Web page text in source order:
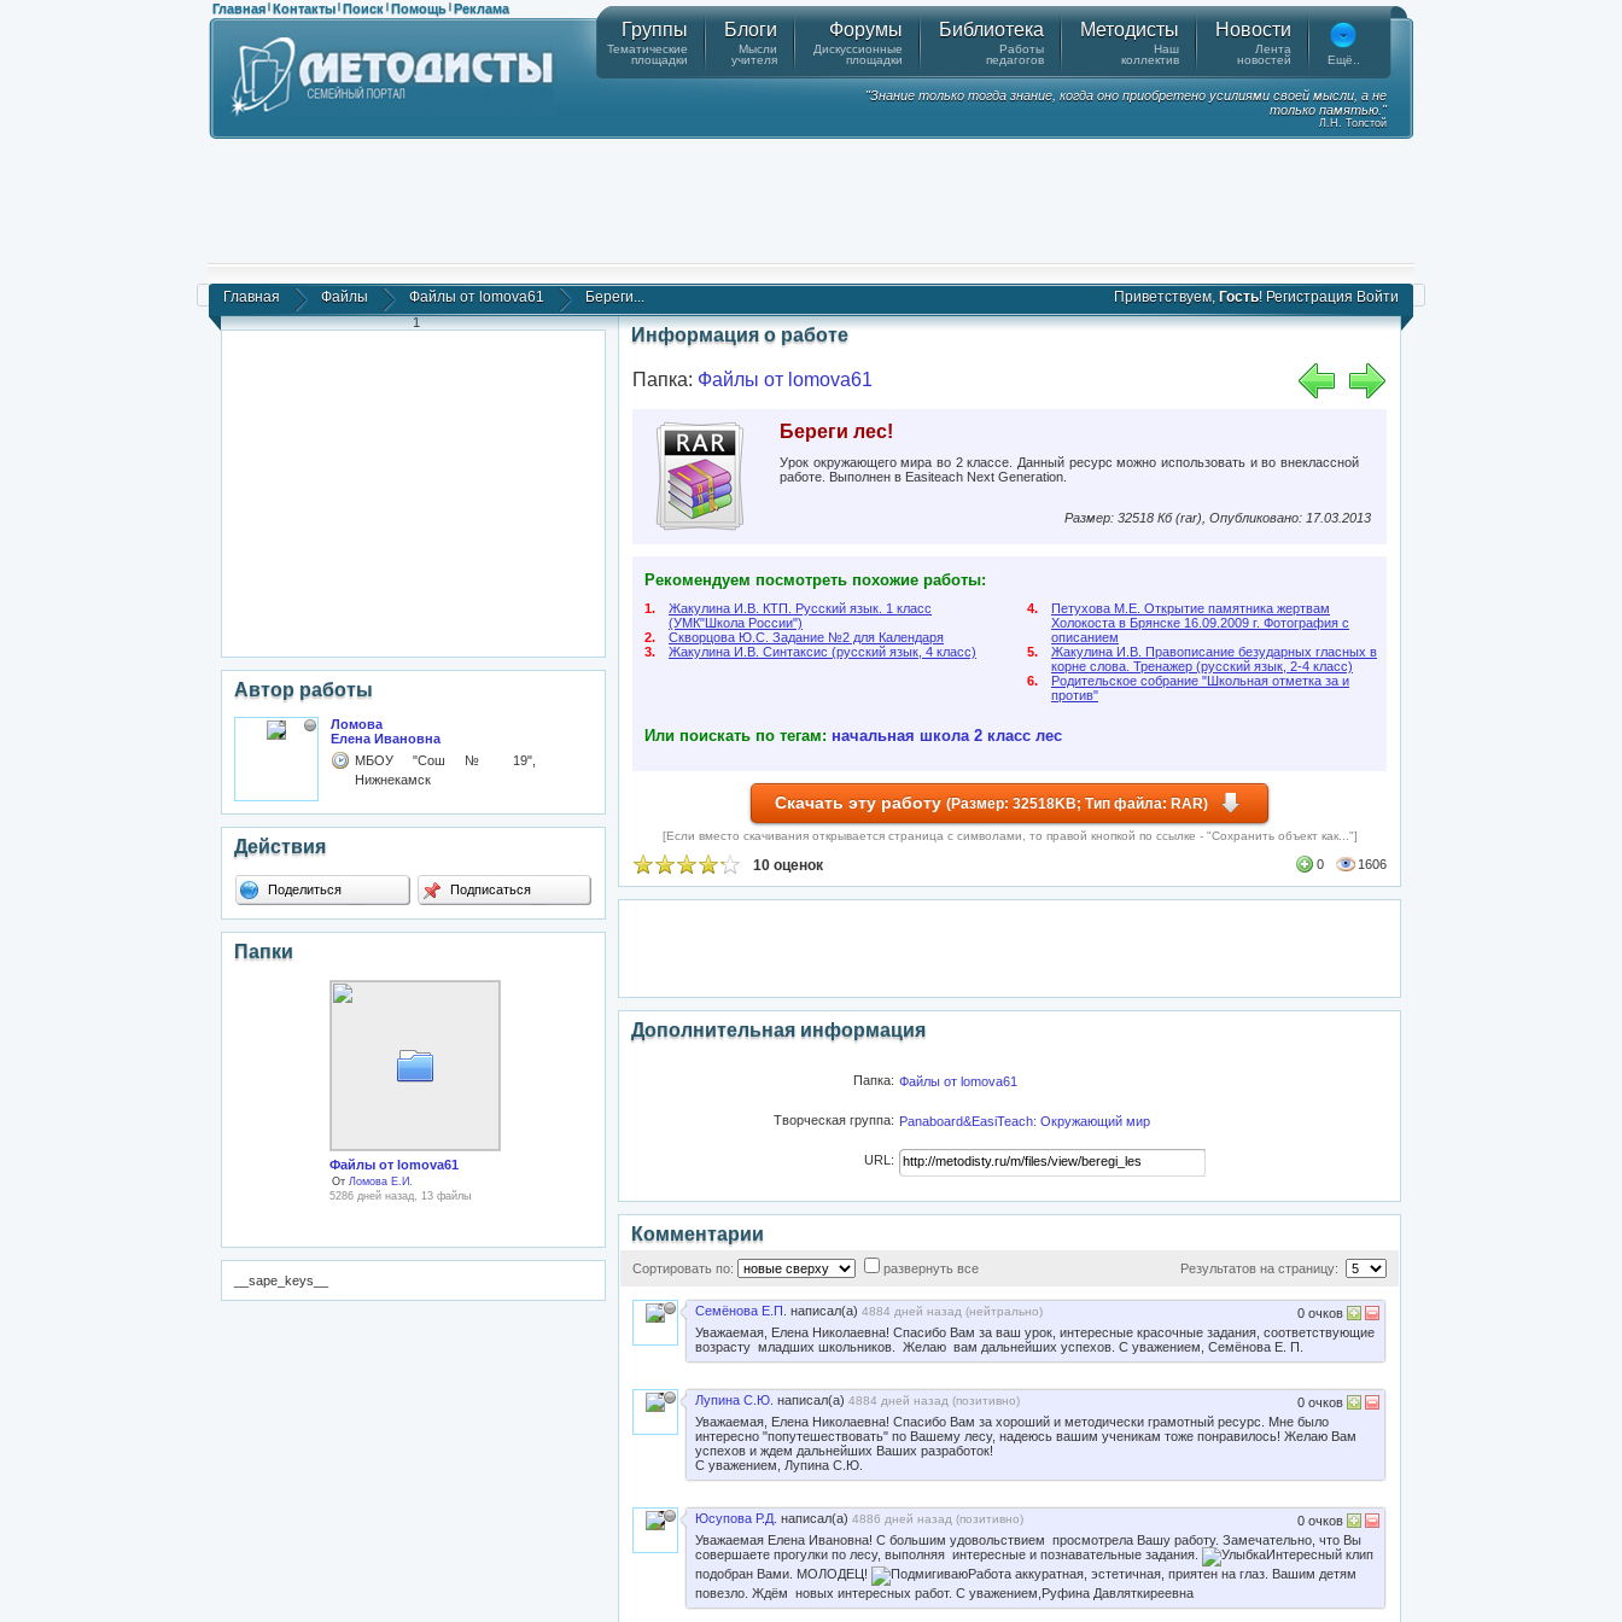
Главная | Контакты | Поиск | Помощь | Реклама
Группы
Тематические
площадки
Блоги
Мысли
учителя
Форумы
Дискуссионные
площадки
Библиотека
Работы
педагогов
Методисты
Наш
коллектив
Новости
Лента
новостей
Ещё..
"Знание только тогда знание, когда оно приобретено усилиями своей мысли, а не
только памятью."
Л.Н. Толстой
Главная Файлы Файлы от lomova61 Береги... Приветствуем, Гость! Регистрация Войти
1
Автор работы
Ломова
Елена Ивановна
МБОУ "Сош № 19",
Нижнекамск
Действия
Поделиться Подписаться
Папки
Файлы от lomova61
От Ломова Е.И.
5286 дней назад, 13 файлы
__sape_keys__
Информация о работе
Папка: Файлы от lomova61
Береги лес!
Урок окружающего мира во 2 классе. Данный ресурс можно использовать и во внеклассной
работе. Выполнен в Easiteach Next Generation.
Размер: 32518 Кб (rar), Опубликовано: 17.03.2013
Рекомендуем посмотреть похожие работы:
1.
Жакулина И.В. КТП. Русский язык. 1 класс
(УМК"Школа России")
2.
Скворцова Ю.С. Задание №2 для Календаря
3.
Жакулина И.В. Синтаксис (русский язык, 4 класс)
4.
Петухова М.Е. Открытие памятника жертвам
Холокоста в Брянске 16.09.2009 г. Фотография с
описанием
5.
Жакулина И.В. Правописание безударных гласных в
корне слова. Тренажер (русский язык, 2-4 класс)
6.
Родительское собрание "Школьная отметка за и
против"
Или поискать по тегам: начальная школа 2 класс лес
Скачать эту работу (Размер: 32518KB; Тип файла: RAR)
[Если вместо скачивания открывается страница с символами, то правой кнопкой по ссылке - "Сохранить объект как..."]
10 оценок 0 1606
Дополнительная информация
Папка: Файлы от lomova61
Творческая группа: Panaboard&EasiTeach: Окружающий мир
URL:
Комментарии
Сортировать по: развернуть все Результатов на страницу:
Семёнова Е.П. написал(а) 4884 дней назад (нейтрально)
Уважаемая, Елена Николаевна! Спасибо Вам за ваш урок, интересные красочные задания, соответствующие
возрасту младших школьников. Желаю вам дальнейших успехов. С уважением, Семёнова Е. П.
0 очков
Лупина С.Ю. написал(а) 4884 дней назад (позитивно)
Уважаемая, Елена Николаевна! Спасибо Вам за хороший и методически грамотный ресурс. Мне было
интересно "попутешествовать" по Вашему лесу, надеюсь вашим ученикам тоже понравилось! Желаю Вам
успехов и ждем дальнейших Ваших разработок!
С уважением, Лупина С.Ю.
0 очков
Юсупова Р.Д. написал(а) 4886 дней назад (позитивно)
Уважаемая Елена Ивановна! С большим удовольствием просмотрела Вашу работу. Замечательно, что Вы
совершаете прогулки по лесу, выполняя интересные и познавательные задания.
Интересный клип
подобран Вами. МОЛОДЕЦ!
Работа аккуратная, эстетичная, приятен на глаз. Вашим детям
повезло. Ждём новых интересных работ. С уважением,Руфина Давляткиреевна
0 очков